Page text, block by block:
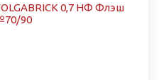
0,7 НФ Флэш
90